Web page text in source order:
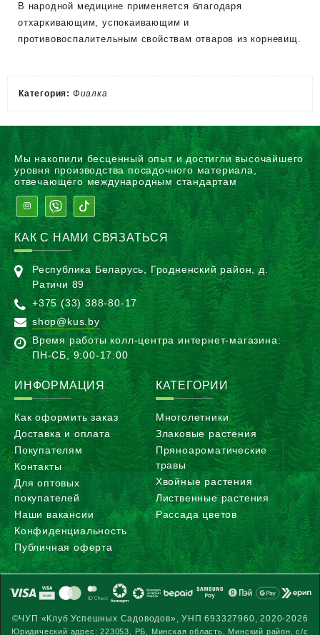
В народной медицине применяется благодаря
отхаркивающим, успокаивающим и
противовоспалительным свойствам отваров из корневищ.
Категория: Фиалка
Мы накопили бесценный опыт и достигли высочайшего
уровня производства посадочного материала,
отвечающего международным стандартам
КАК С НАМИ СВЯЗАТЬСЯ
Республика Беларусь, Гродненский район, д.
Ратичи 89
+375 (33) 388-80-17
shop@kus.by
Время работы колл-центра интернет-магазина:
ПН-CБ, 9:00-17:00
ИНФОРМАЦИЯ
Как оформить заказ
Доставка и оплата
Покупателям
Контакты
Для оптовых
покупателей
Наши вакансии
Конфиденциальность
Публичная оферта
КАТЕГОРИИ
Многолетники
Злаковые растения
Пряноароматические
травы
Хвойные растения
Лиственные растения
Рассада цветов
©ЧУП «Клуб Успешных Садоводов», УНП 693327960, 2020-2026
Юридический адрес: 223053, РБ, Минская область, Минский район, с/с